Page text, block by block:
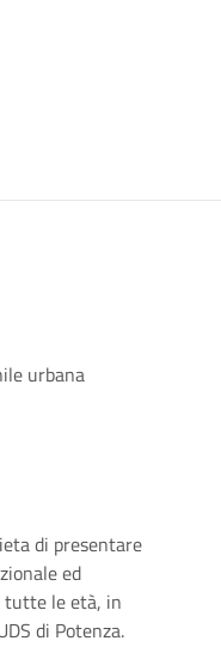
urbana
di presentare
ed
tutte le età, in
di Potenza.